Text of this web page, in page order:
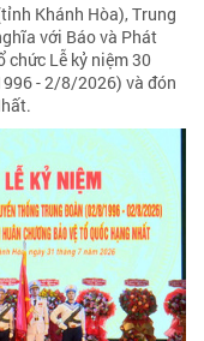
Khánh Hòa), Trung
với Báo và Phát
Lễ kỷ niệm 30
- 2/8/2026) và đón